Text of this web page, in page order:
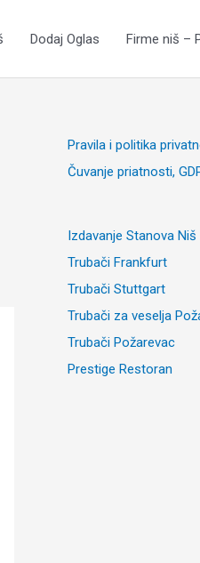
Dodaj Oglas Firme niš –
Pravila i politika
Čuvanje priatnosti,
Izdavanje Stanova Niš
Trubači Frankfurt
Trubači Stuttgart
Trubači za veselja
Trubači Požarevac
Prestige Restoran